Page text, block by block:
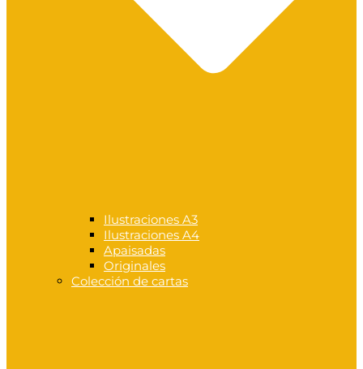
Ilustraciones A3
Ilustraciones A4
Apaisadas
Originales
Colección de cartas